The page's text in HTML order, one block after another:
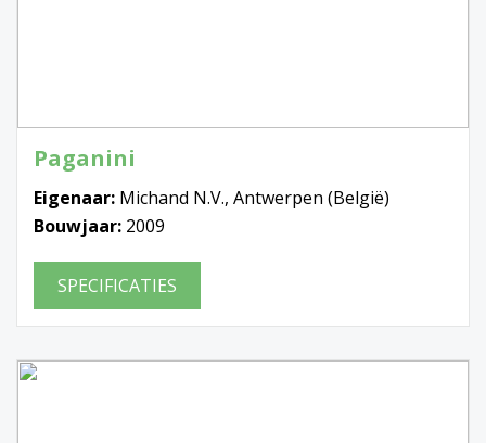
Paganini
Eigenaar: Michand N.V., Antwerpen (België)
Bouwjaar: 2009
SPECIFICATIES